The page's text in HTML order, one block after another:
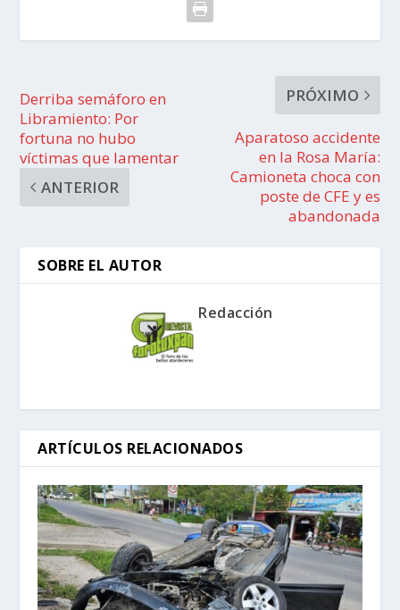
Derriba semáforo en
Libramiento: Por
fortuna no hubo
víctimas que lamentar
ANTERIOR
PRÓXIMO
Aparatoso accidente
en la Rosa María:
Camioneta choca con
poste de CFE y es
abandonada
SOBRE EL AUTOR
Redacción
ARTÍCULOS RELACIONADOS